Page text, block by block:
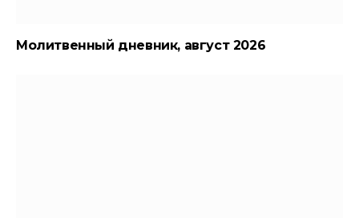
Молитвенный дневник, август 2026